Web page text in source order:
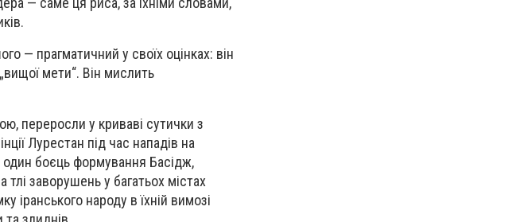
— прагматичний у своїх оцінках: він
мети“. Він мислить
переросли у криваві сутички з
Лурестан під час нападів на
один боєць формування Басідж,
заворушень у багатьох містах
народу в їхній вимозі